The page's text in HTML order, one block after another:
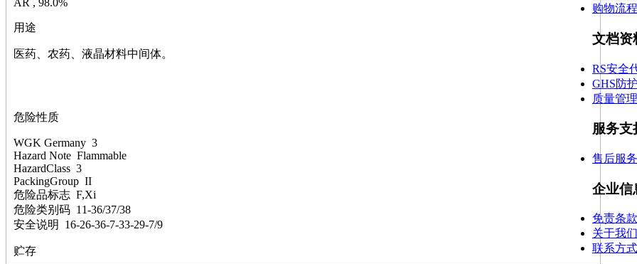
萘
脲
镍
铅
嗪
醛
炔
噻吩
筛
砷
石
试纸
锶
AR , 98.0%
用途
医药、农药、液晶材料中间体。
危险性质
WGK Germany 3
Hazard Note Flammable
HazardClass 3
PackingGroup II
危险品标志 F,Xi
危险类别码 11-36/37/38
安全说明 16-26-36-7-33-29-7/9
贮存
购物流程
文档资
RS安全
GHS防
质量管理
服务支
售后服务
企业信
免责条款
关于我们
联系方式